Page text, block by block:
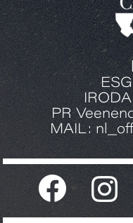
PR
MAIL: